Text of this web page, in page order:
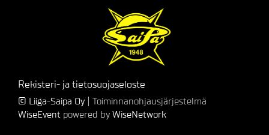
Rekisteri- ja tietosuojaseloste
© Liiga-Saipa Oy | Toiminnanohjausjärjestelmä
WiseEvent powered by WiseNetwork